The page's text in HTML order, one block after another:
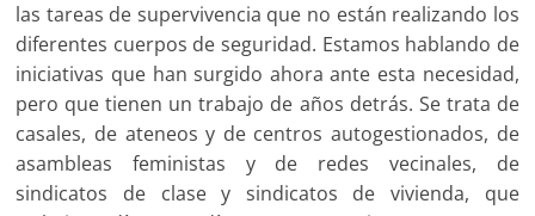
las tareas de supervivencia que no están realizando los
diferentes cuerpos de seguridad. Estamos hablando de
iniciativas que han surgido ahora ante esta necesidad,
pero que tienen un trabajo de años detrás. Se trata de
casales, de ateneos y de centros autogestionados, de
asambleas feministas y de redes vecinales, de
sindicatos de clase y sindicatos de vivienda, que